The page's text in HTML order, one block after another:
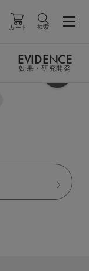
カート 検索
EVIDENCE
効果・研究開発